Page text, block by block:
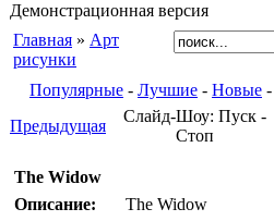
Демонстрационная версия
Главная » Арт
рисунки
Популярные - Лучшие - Новые -
Предыдущая
Слайд-Шоу: Пуск -
Стоп
The Widow
Описание:
The Widow